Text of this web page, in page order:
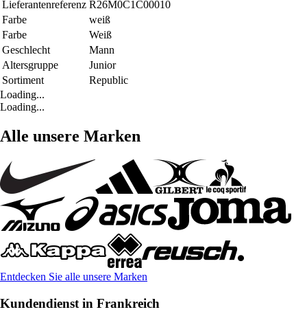
Lieferantenreferenz R26M0C1C00010
Farbe
weiß
Farbe
Weiß
Geschlecht
Mann
Altersgruppe
Junior
Sortiment
Republic
Loading...
Loading...
Alle unsere Marken
Entdecken Sie alle unsere Marken
Kundendienst in Frankreich